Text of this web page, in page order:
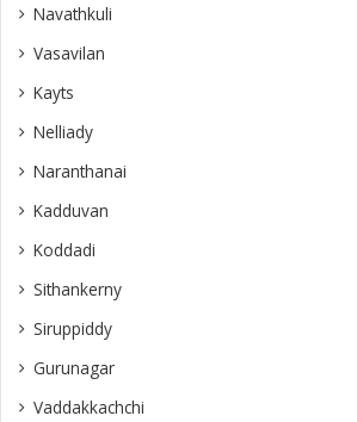
Navathkuli
Vasavilan
Kayts
Nelliady
Naranthanai
Kadduvan
Koddadi
Sithankerny
Siruppiddy
Gurunagar
Vaddakkachchi